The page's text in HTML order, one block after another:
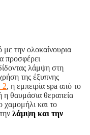
με την ολοκαίνουρια
προσφέρει
λάμψη στη
της έξυπνης
2, η εμπειρία spa από το
η θαυμάσια θεραπεία
και το
λάμψη και την